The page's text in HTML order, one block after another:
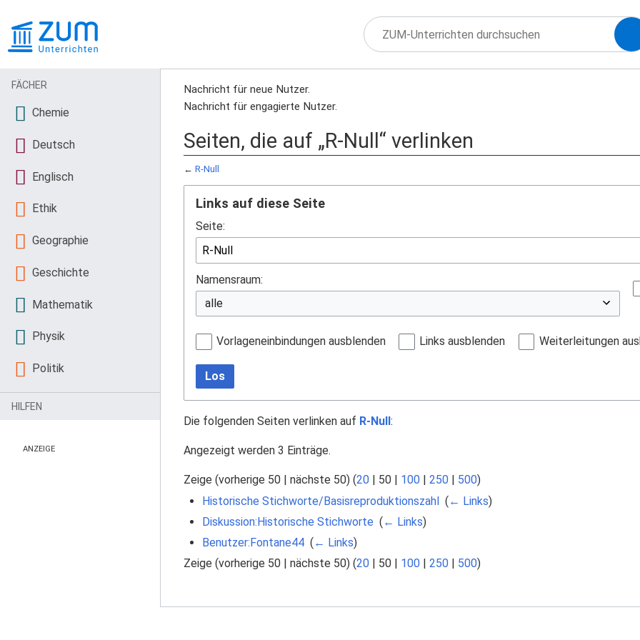
Nachricht für neue Nutzer.
Nachricht für engagierte Nutzer.
Seiten, die auf „R-Null“ verlinken
← R-Null
Links auf diese Seite
Seite:
Namensraum:
Vorlageneinbindungen ausblenden Links ausblenden Weiterleitungen
Los
Die folgenden Seiten verlinken auf R-Null:
Angezeigt werden 3 Einträge.
Zeige (vorherige 50 | nächste 50) (20 | 50 | 100 | 250 | 500)
Historische Stichworte/Basisreproduktionszahl‎ (← Links)
Diskussion:Historische Stichworte (← Links)
Benutzer:Fontane44‎ (← Links)
Zeige (vorherige 50 | nächste 50) (20 | 50 | 100 | 250 | 500)
FÄCHER
Chemie
Deutsch
Englisch
Ethik
Geographie
Geschichte
Mathematik
Physik
Politik
HILFEN
ANZEIGE